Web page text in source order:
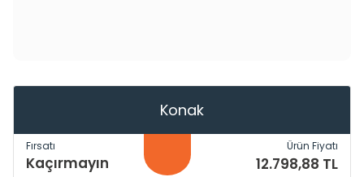
Konak
Fırsatı
Kaçırmayın
Ürün Fiyatı
12.798,88 TL